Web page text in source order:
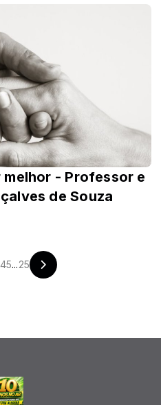
- Professor e
de Souza
45...25